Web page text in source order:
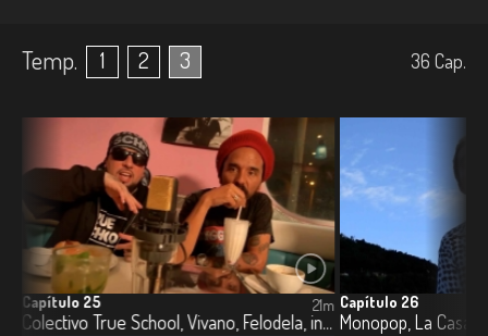
Temp. 1 2 3 36 Cap.
Capítulo 25
Colectivo True School, Vivano, Felodela, inDiazo y El Nido
21m Capítulo 26